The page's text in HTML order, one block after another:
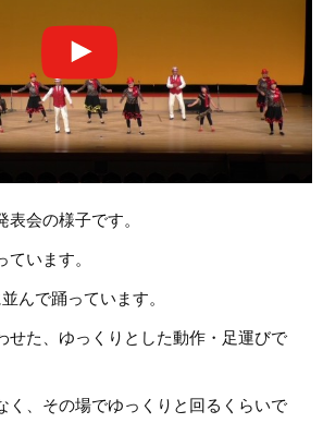
会の様子です。
います。
んで踊っています。
せた、ゆっくりとした動作・足運びで
く、その場でゆっくりと回るくらいで